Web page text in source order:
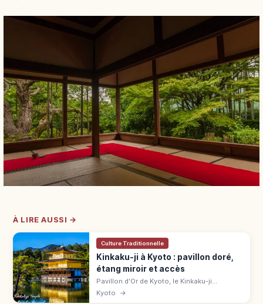
À LIRE AUSSI →
Culture Traditionnelle
Kinkaku-ji à Kyoto : pavillon doré,
étang miroir et accès
Pavillon d'Or de Kyoto, le Kinkaku-ji
(UNESCO) éblouit avec ses 3 étages dorés
reflétés dans l'étang. Tarifs, horaires, accès
Kyoto →